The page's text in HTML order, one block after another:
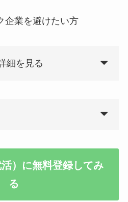
企業を避けたい方
細を見る
）に無料登録してみ
る